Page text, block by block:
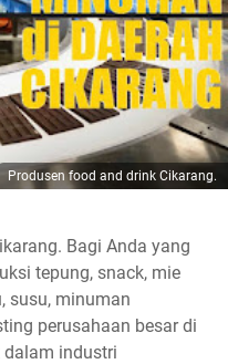
Produsen food and drink Cikarang.
Bagi Anda yang
tepung, snack, mie
susu, minuman
perusahaan besar di
dalam industri